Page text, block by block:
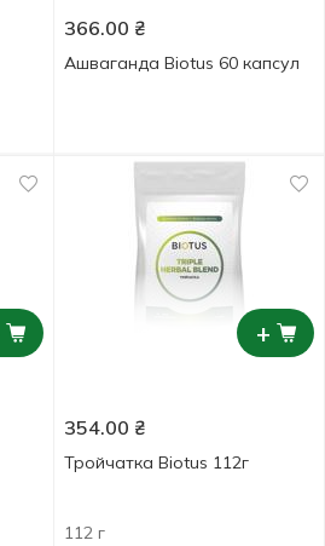
366.00 ₴
Ашваганда Biotus 60 капсул
+
354.00 ₴
Тройчатка Biotus 112г
112 г